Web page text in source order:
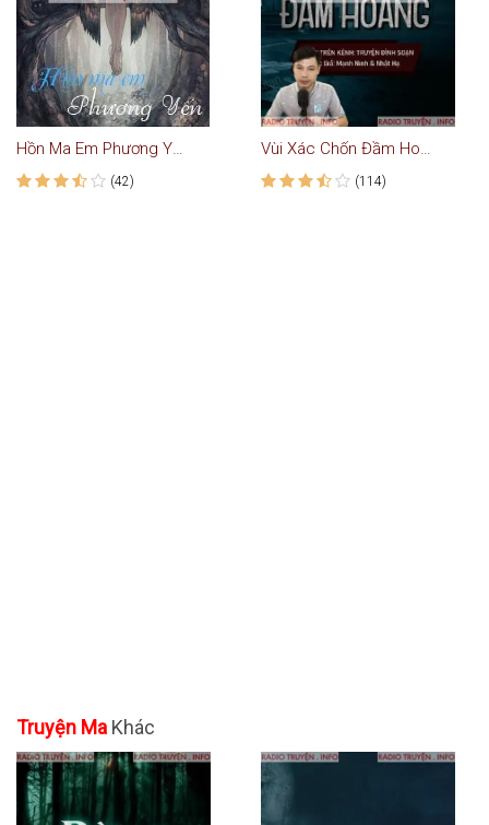
Hồn Ma Em Phương Yến - Truyện Ma
(42)
Vùi Xác Chốn Đầm Hoang
(114)
Truyện Ma Khác